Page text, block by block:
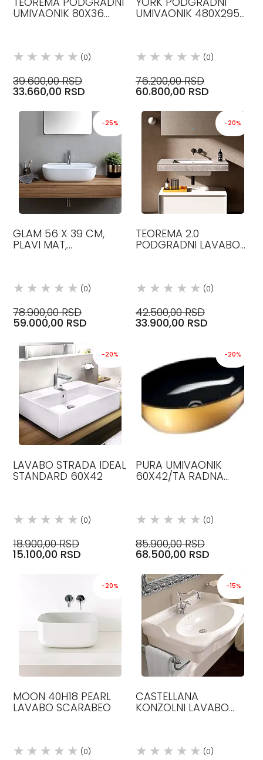
UMIVAONIK 80X36
(0)
39.600,00 RSD
33.660,00 RSD
UMIVAONIK 480X295
(0)
76.200,00 RSD
60.800,00 RSD
-25%
GLAM 56 X 39 CM,
PLAVI MAT,
(0)
78.900,00 RSD
59.000,00 RSD
-20%
TEOREMA 2.0
PODGRADNI LAVABO
(0)
42.500,00 RSD
33.900,00 RSD
-20%
LAVABO STRADA IDEAL
STANDARD 60X42
(0)
18.900,00 RSD
15.100,00 RSD
-20%
PURA UMIVAONIK
60X42/TA RADNA
(0)
85.900,00 RSD
68.500,00 RSD
-20%
MOON 40H18 PEARL
LAVABO SCARABEO
(0)
-15%
CASTELLANA
KONZOLNI LAVABO
(0)